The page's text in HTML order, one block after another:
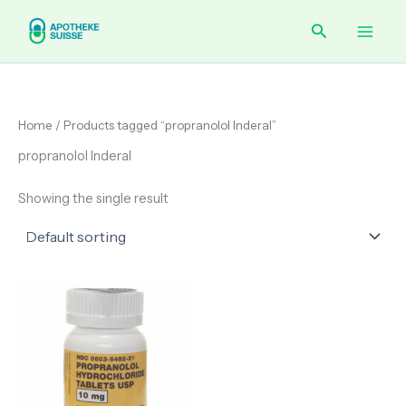
content
Search
Home / Products tagged “propranolol Inderal”
propranolol Inderal
Showing the single result
Price
€ 165.00
through
€ 360.00